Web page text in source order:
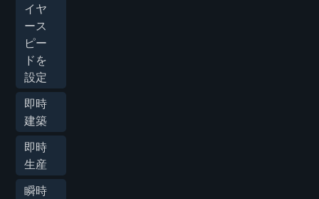
イヤ
ース
ピー
ドを
設定
即時
建築
即時
生産
瞬時